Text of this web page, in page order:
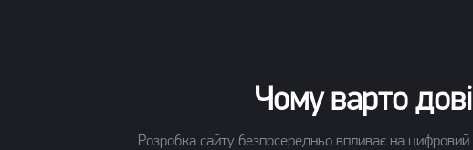
Чому варто
Розробка сайту безпосередньо впливає на